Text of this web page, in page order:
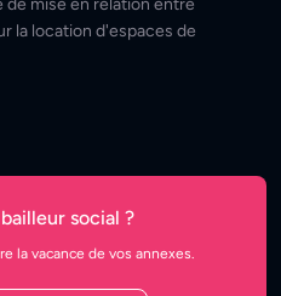
mise en relation entre
la location d'espaces de
social ?
la vacance de vos annexes.